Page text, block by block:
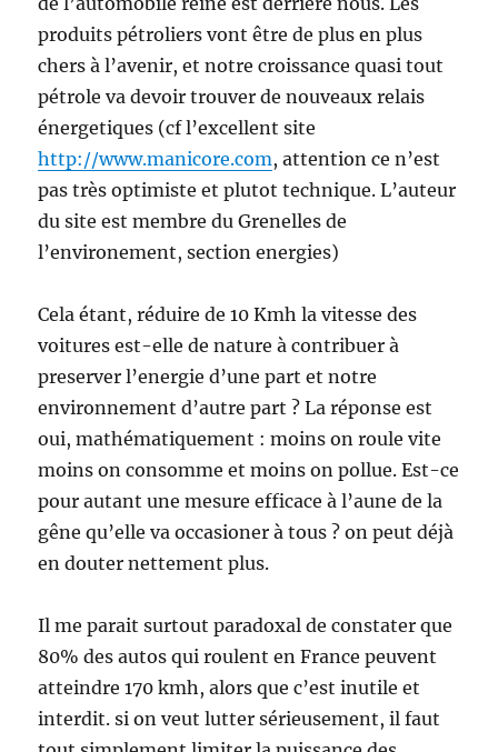
produits pétroliers vont être de plus en plus
chers à l’avenir, et notre croissance quasi tout
pétrole va devoir trouver de nouveaux relais
énergetiques (cf l’excellent site
http://www.manicore.com, attention ce n’est
pas très optimiste et plutot technique. L’auteur
du site est membre du Grenelles de
l’environement, section energies)
Cela étant, réduire de 10 Kmh la vitesse des
voitures est-elle de nature à contribuer à
preserver l’energie d’une part et notre
environnement d’autre part ? La réponse est
oui, mathématiquement : moins on roule vite
moins on consomme et moins on pollue. Est-ce
pour autant une mesure efficace à l’aune de la
gêne qu’elle va occasioner à tous ? on peut déjà
en douter nettement plus.
Il me parait surtout paradoxal de constater que
80% des autos qui roulent en France peuvent
atteindre 170 kmh, alors que c’est inutile et
interdit. si on veut lutter sérieusement, il faut